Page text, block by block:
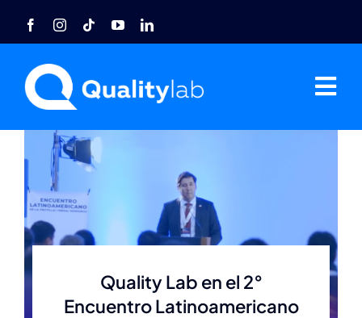
Home
Nosotros
Acreditaciones
Quality Lab en el 2°
Encuentro Latinoamericano